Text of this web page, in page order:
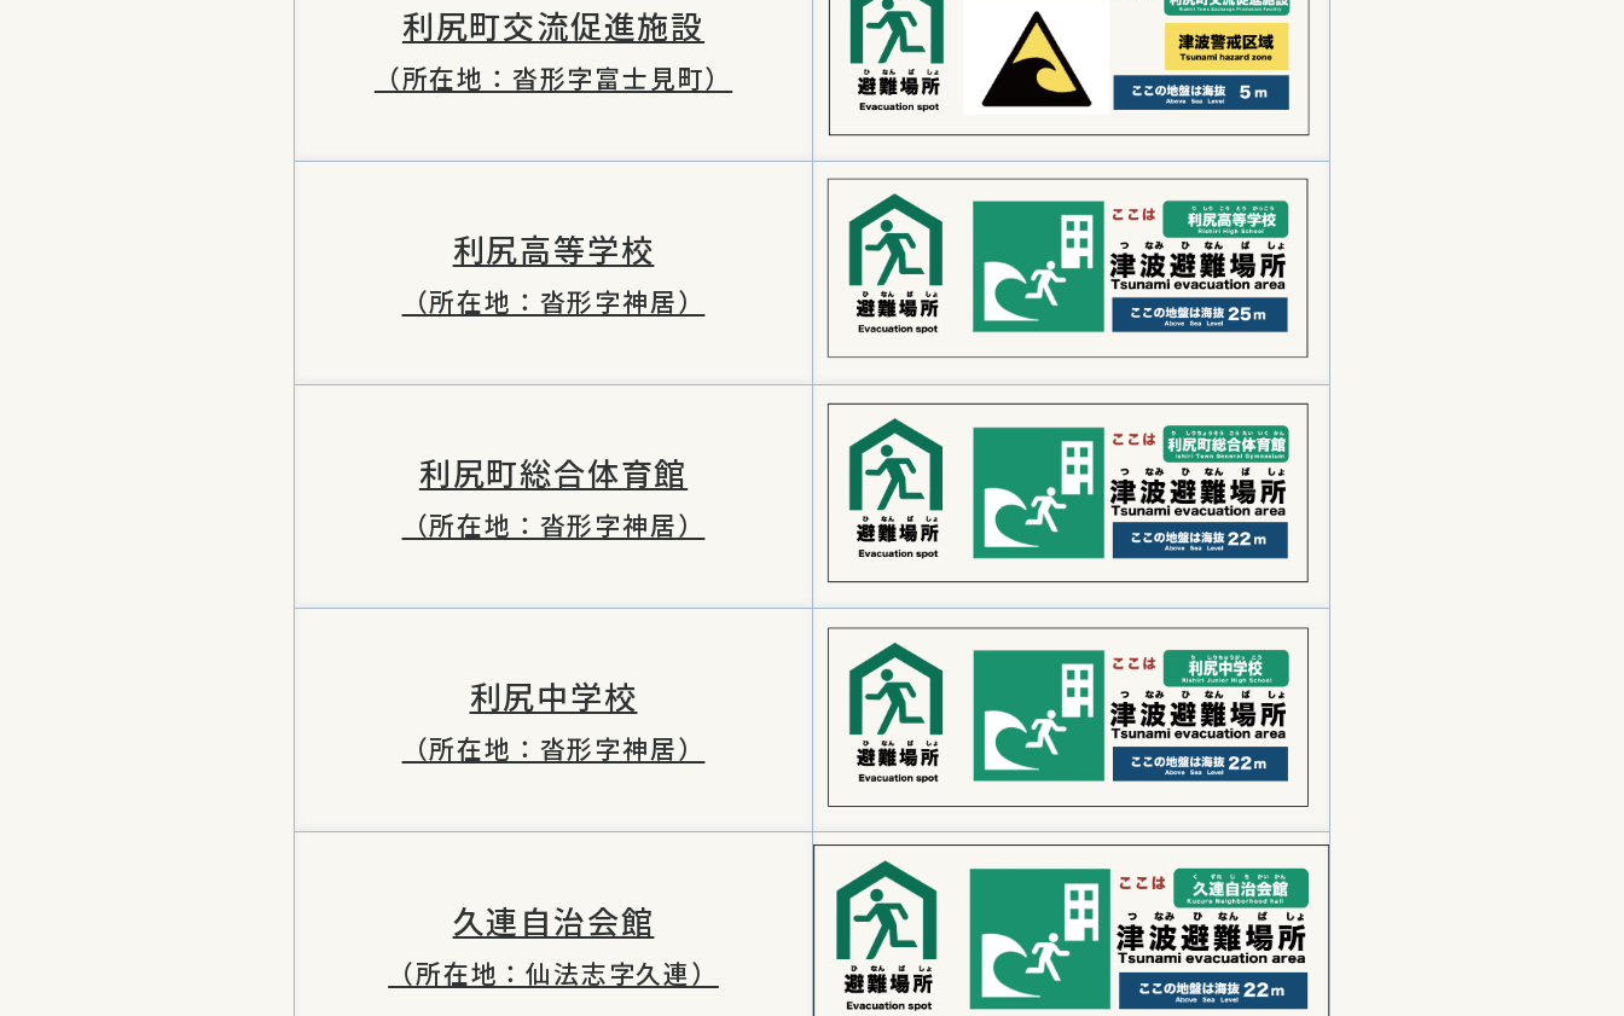
利尻町交流促進施設
（所在地：沓形字富士見町）
利尻高等学校
（所在地：沓形字神居）
利尻町総合体育館
（所在地：沓形字神居）
利尻中学校
（所在地：沓形字神居）
久連自治会館
（所在地：仙法志字久連）